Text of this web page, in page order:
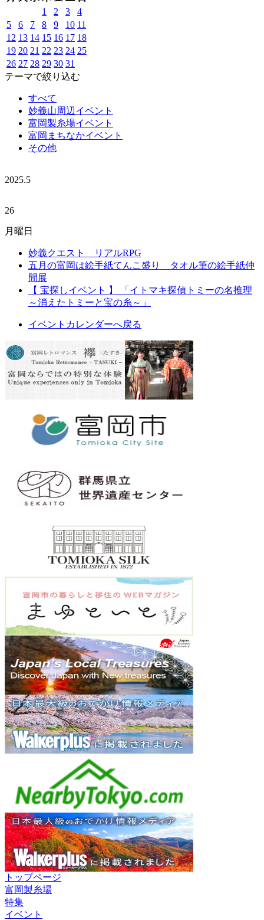
1
2 3
4
5
6 7 8 9 10 11
12 13 14 15 16 17 18
19 20 21 22 23 24 25
26 27 28 29 30 31
テーマで絞り込む
すべて
妙義山周辺イベント
富岡製糸場イベント
富岡まちなかイベント
その他
2025.5
26
月曜日
妙義クエスト リアルRPG
五月の富岡は絵手紙てんこ盛り タオル筆の絵手紙仲
間展
【 宝探しイベント 】 「イトマキ探偵トミーの名推理
～消えたトミーと宝の糸～」
イベントカレンダーへ戻る
トップページ
富岡製糸場
特集
イベント